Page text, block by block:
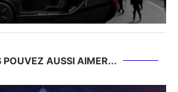
POUVEZ AUSSI AIMER...